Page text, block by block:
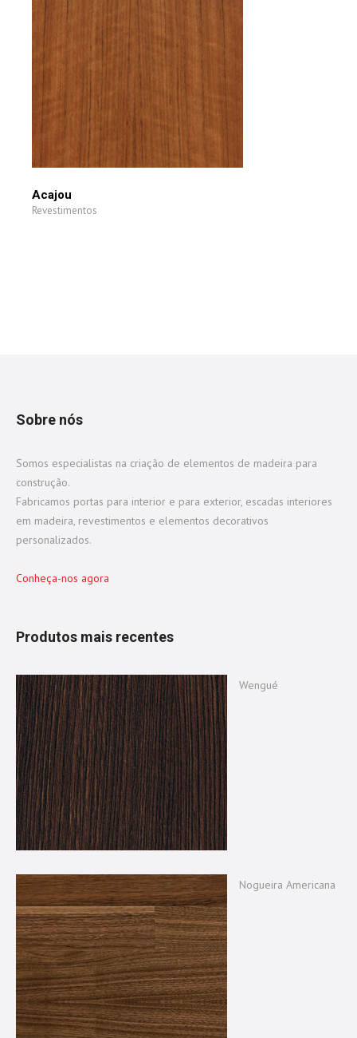
Acajou
Revestimentos
Sobre nós
Somos especialistas na criação de elementos de madeira para
construção.
Fabricamos portas para interior e para exterior, escadas interiores
em madeira, revestimentos e elementos decorativos
personalizados.
Conheça-nos agora
Produtos mais recentes
Wengué
Nogueira Americana